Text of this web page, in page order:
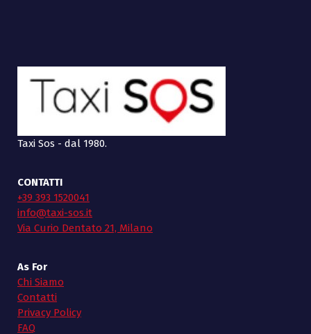
Taxi Sos - dal 1980.
CONTATTI
+39 393 1520041
info@taxi-sos.it
Via Curio Dentato 21, Milano
As For
Chi Siamo
Contatti
Privacy Policy
FAQ